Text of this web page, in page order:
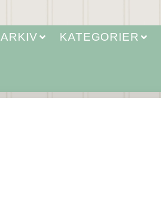
ARKIV KATEGORIER